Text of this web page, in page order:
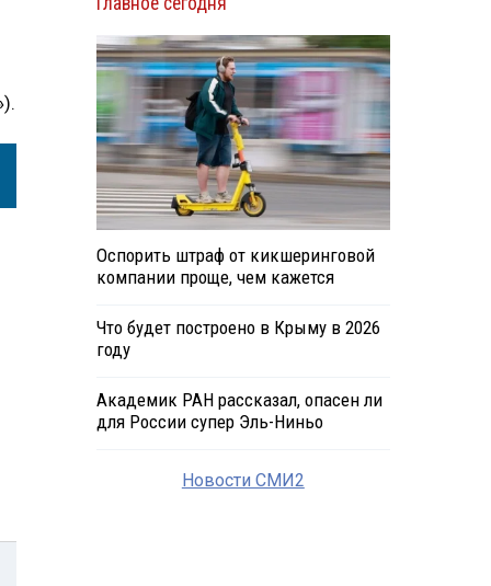
Оспорить штраф от кикшеринговой
компании проще, чем кажется
Что будет построено в Крыму в 2026
году
Академик РАН рассказал, опасен ли
для России супер Эль-Ниньо
Новости СМИ2